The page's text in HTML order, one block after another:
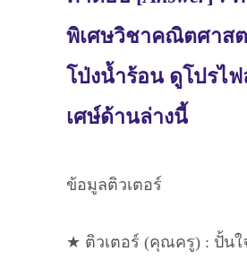
พิเศษวิชาคณิตศาส
โป่งน้ำร้อน ดูโปรไ
เศษ์ด้านล่างนี้
ข้อมูลติวเตอร์
★ ติวเตอร์ (คุณครู) : ปั้น